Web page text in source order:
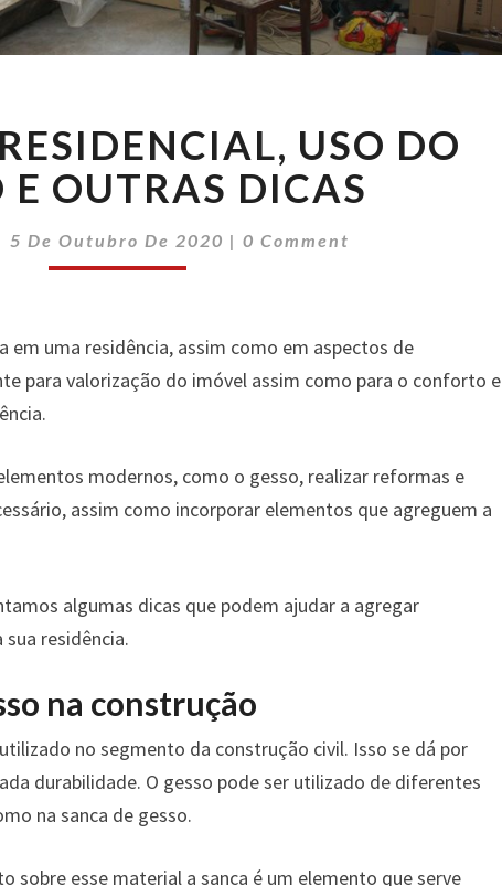
RESIDENCIAL,
USO
DO
E
USO DO
E OUTRAS DICAS
5 De Outubro De 2020 |Comments
0 Comment
em uma residência, assim como em aspectos de
para valorização do imóvel assim como para o conforto e
modernos, como o gesso, realizar reformas e
assim como incorporar elementos que agreguem a
algumas dicas que podem ajudar a agregar
residência.
na construção
no segmento da construção civil. Isso se dá por
durabilidade. O gesso pode ser utilizado de diferentes
na sanca de gesso.
sobre esse material a sanca é um elemento que serve